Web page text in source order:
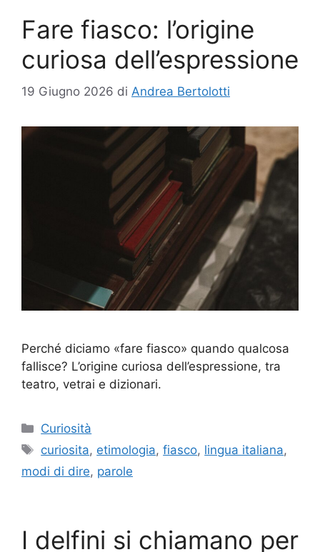
Fare fiasco: l’origine
curiosa dell’espressione
19 Giugno 2026 di Andrea Bertolotti
Perché diciamo «fare fiasco» quando qualcosa
fallisce? L’origine curiosa dell’espressione, tra
teatro, vetrai e dizionari.
Categorie
Curiosità
Tag
curiosita, etimologia,fiasco, lingua italiana,
modi di dire, parole
I delfini si chiamano per